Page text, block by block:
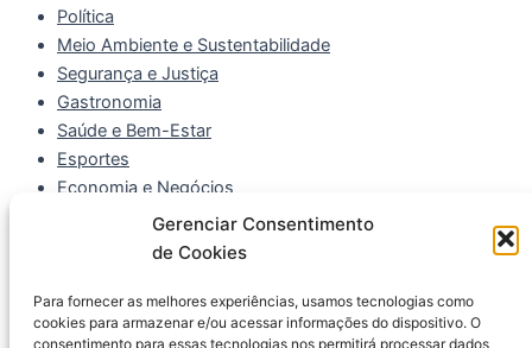
Gerenciar Consentimento
de Cookies
Para fornecer as melhores experiências, usamos tecnologias como
cookies para armazenar e/ou acessar informações do dispositivo. O
consentimento para essas tecnologias nos permitirá processar dados
Política
Meio Ambiente e Sustentabilidade
Segurança e Justiça
Gastronomia
Saúde e Bem-Estar
Esportes
Economia e Negócios
Segurança e Justiça
Meio Ambiente e Sustentabilidade